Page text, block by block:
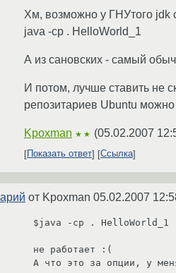
Хм, возможно у ГНУтого jdk
java -cp . HelloWorld_1
А из сановских - самый
И потом, лучше ставить не
репозитариев Ubuntu можно
Kpoxman ★★ (05.02.2007
Показать ответ Ссылка
от Kpoxman 05.02.2007
$java -cp . HelloWorld_1
не работает :(
А что это за опции, у